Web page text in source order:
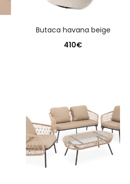
butaca havana beige
410€